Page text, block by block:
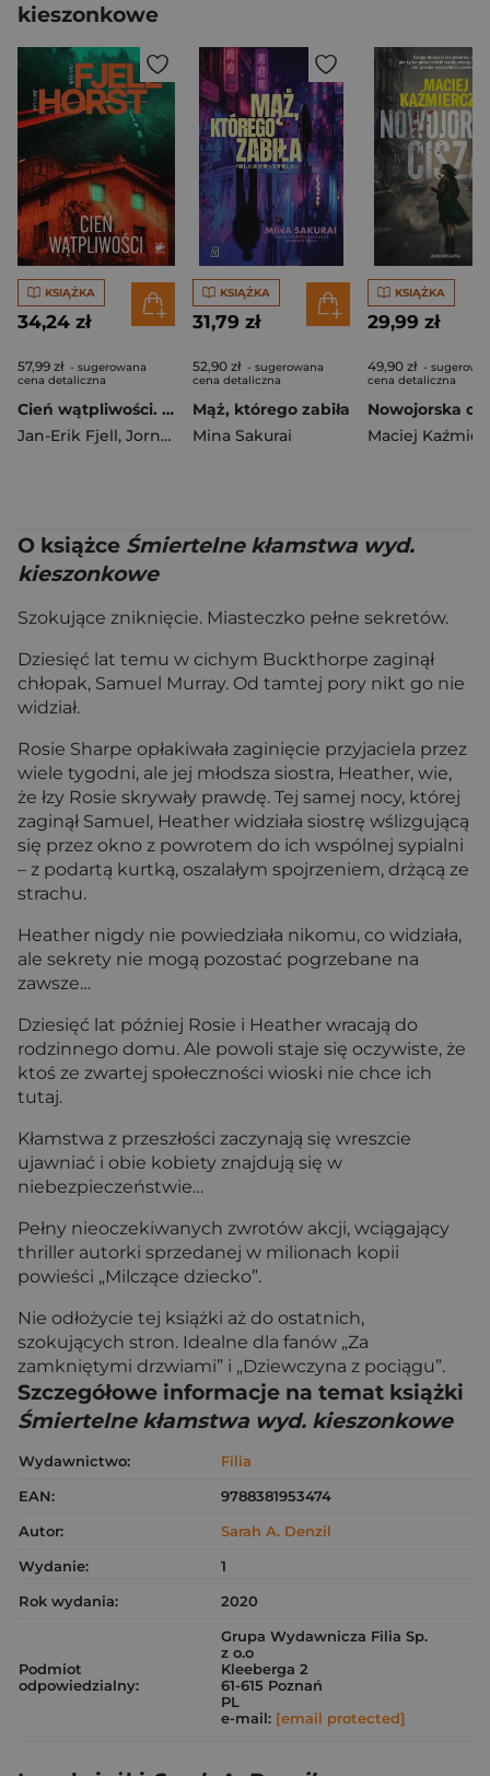
kieszonkowe
KSIĄŻKA
34,24 zł
57,99 zł - sugerowana
cena detaliczna
Cień wątpliwości. Śledztwa Markusa Hegera. Tom 2
Jan-Erik Fjell, Jorn Lier Horst
KSIĄŻKA
31,79 zł
52,90 zł - sugerowana
cena detaliczna
Mąż, którego zabiła
Mina Sakurai
KSIĄŻKA
29,99 zł
49,90 zł -
cena detaliczna
Nowojorska
Maciej
O książce Śmiertelne kłamstwa wyd.
kieszonkowe
Szokujące zniknięcie. Miasteczko pełne sekretów.
Dziesięć lat temu w cichym Buckthorpe zaginął
chłopak, Samuel Murray. Od tamtej pory nikt go nie
widział.
Rosie Sharpe opłakiwała zaginięcie przyjaciela przez
wiele tygodni, ale jej młodsza siostra, Heather, wie,
że łzy Rosie skrywały prawdę. Tej samej nocy, której
zaginął Samuel, Heather widziała siostrę wślizgującą
się przez okno z powrotem do ich wspólnej sypialni
– z podartą kurtką, oszalałym spojrzeniem, drżącą ze
strachu.
Heather nigdy nie powiedziała nikomu, co widziała,
ale sekrety nie mogą pozostać pogrzebane na
zawsze…
Dziesięć lat później Rosie i Heather wracają do
rodzinnego domu. Ale powoli staje się oczywiste, że
ktoś ze zwartej społeczności wioski nie chce ich
tutaj.
Kłamstwa z przeszłości zaczynają się wreszcie
ujawniać i obie kobiety znajdują się w
niebezpieczeństwie…
Pełny nieoczekiwanych zwrotów akcji, wciągający
thriller autorki sprzedanej w milionach kopii
powieści „Milczące dziecko”.
Nie odłożycie tej książki aż do ostatnich,
szokujących stron. Idealne dla fanów „Za
zamkniętymi drzwiami” i „Dziewczyna z pociągu”.
Szczegółowe informacje na temat książki
Śmiertelne kłamstwa wyd. kieszonkowe
Wydawnictwo:
Filia
EAN:
9788381953474
Autor:
Sarah A. Denzil
Wydanie:
1
Rok wydania:
2020
Podmiot
odpowiedzialny:
Grupa Wydawnicza Filia Sp.
z o.o
Kleeberga 2
61-615 Poznań
PL
e-mail: [email protected]